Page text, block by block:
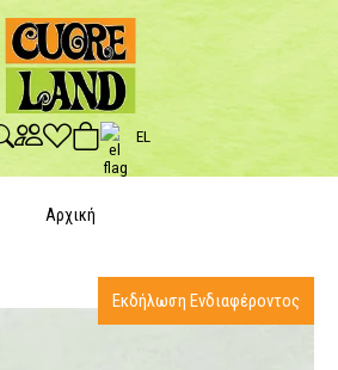
EL
Αρχική
Εκδήλωση Ενδιαφέροντος